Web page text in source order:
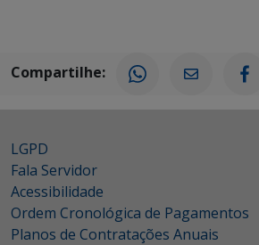
Compartilhe:
LGPD
Fala Servidor
Acessibilidade
Ordem Cronológica de Pagamentos
Planos de Contratações Anuais